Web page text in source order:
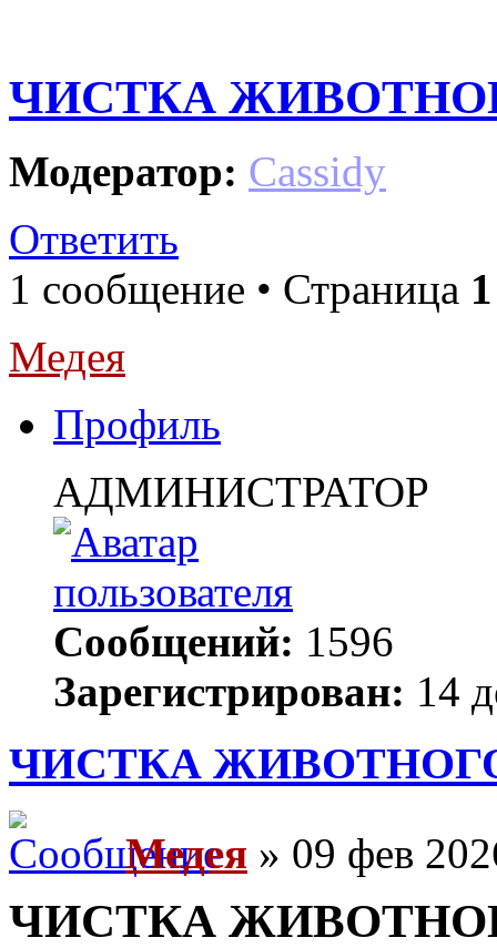
ЧИСТКА
Модератор: Cassidy
Ответить
1 сообщение • Страница 1
Медея
Профиль
АДМИНИСТРАТОР
Сообщений: 1596
Зарегистрирован: 14
ЧИСТКА
Медея » 09 фев
ЧИСТКА